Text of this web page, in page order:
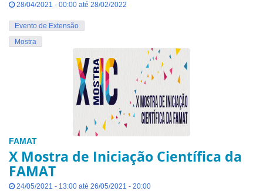
28/04/2021 - 00:00 até 28/02/2022
Evento de Extensão
Mostra
FAMAT
X Mostra de Iniciação Científica da
FAMAT
24/05/2021 - 13:00 até 26/05/2021 - 20:00